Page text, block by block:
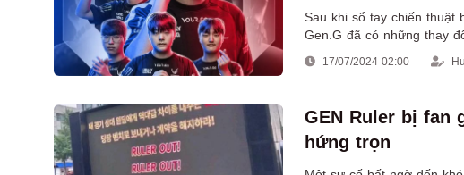
Sau khi sổ tay chiến thuật
Gen.G đã có những thay
2024.
17/07/2024 02:00
GEN Ruler bị fan
hứng trọn